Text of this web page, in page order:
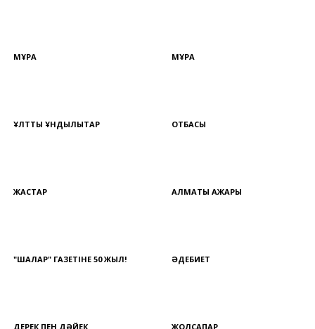
МҰРА МҰРА
ҰЛТТЫҚ ҚҰНДЫЛЫҚТАР ОТБАСЫ
ЖАСТАР АЛМАТЫ АЖАРЫ
"ШАЛҚАР" ГАЗЕТІНЕ 50 ЖЫЛ! ӘДЕБИЕТ
ДЕРЕК ПЕН ДӘЙЕК ЖОЛСАПАР